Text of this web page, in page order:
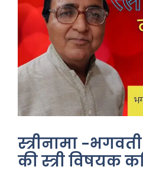
स्त्रीनामा -भगवती
की स्त्री विषयक